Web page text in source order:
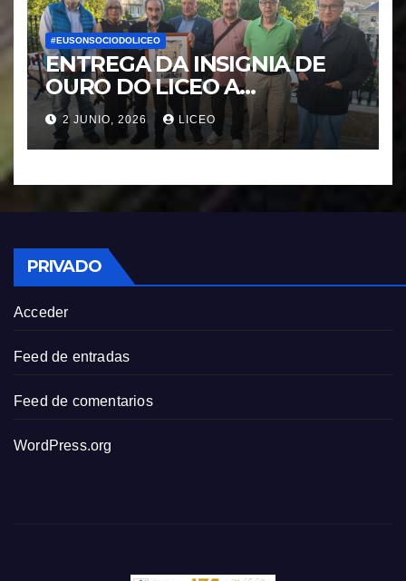
#EUSONSOCIODOLICEO
ENTREGA DA INSIGNIA DE
OURO DO LICEO A
FRANCISCO NOVOA
RODRIGUEZ
2 JUNIO, 2026 LICEO
PRIVADO
Acceder
Feed de entradas
Feed de comentarios
WordPress.org